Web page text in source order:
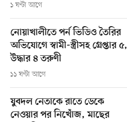
১ ঘণ্টা আগে
নোয়াখালীতে পর্ন ভিডিও তৈরির
অভিযোগে স্বামী-স্ত্রীসহ গ্রেপ্তার ৫,
উদ্ধার ৪ তরুণী
১১ ঘণ্টা আগে
যুবদল নেতাকে রাতে ডেকে
নেওয়ার পর নিখোঁজ, মাছের